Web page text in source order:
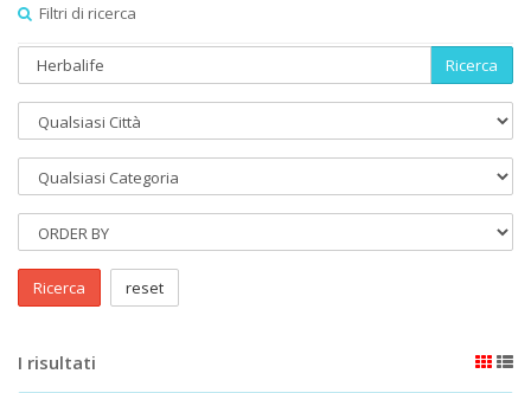
Filtri di ricerca
Ricerca
Ricerca reset
I risultati